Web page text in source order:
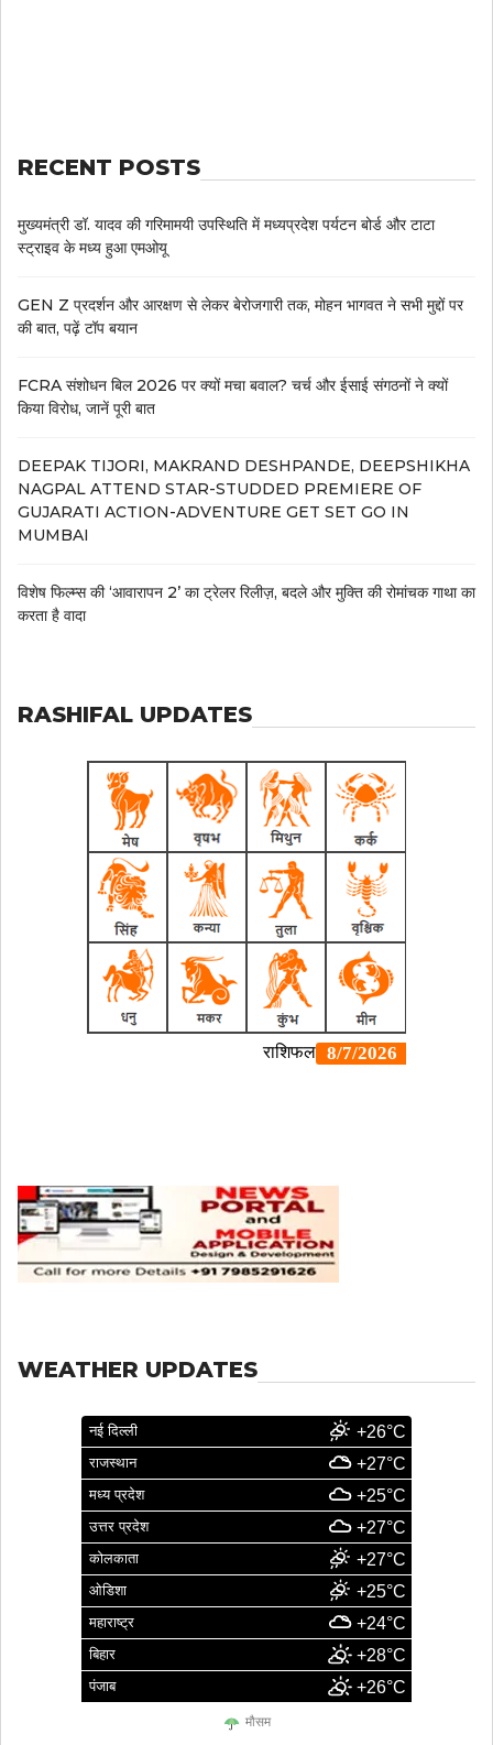
RECENT POSTS
मुख्यमंत्री डॉ. यादव की गरिमामयी उपस्थिति में मध्यप्रदेश पर्यटन बोर्ड और टाटा
स्ट्राइव के मध्य हुआ एमओयू
GEN Z प्रदर्शन और आरक्षण से लेकर बेरोजगारी तक, मोहन भागवत ने सभी मुद्दों पर
की बात, पढ़ें टॉप बयान
FCRA संशोधन बिल 2026 पर क्यों मचा बवाल? चर्च और ईसाई संगठनों ने क्यों
किया विरोध, जानें पूरी बात
DEEPAK TIJORI, MAKRAND DESHPANDE, DEEPSHIKHA
NAGPAL ATTEND STAR-STUDDED PREMIERE OF
GUJARATI ACTION-ADVENTURE GET SET GO IN
MUMBAI
विशेष फिल्म्स की ‘आवारापन 2’ का ट्रेलर रिलीज़, बदले और मुक्ति की रोमांचक गाथा का
करता है वादा
RASHIFAL UPDATES
WEATHER UPDATES
नई दिल्ली +26°C
राजस्थान +27°C
मध्य प्रदेश +25°C
उत्तर प्रदेश +27°C
कोलकाता +27°C
ओडिशा +25°C
महाराष्ट्र +24°C
बिहार +28°C
पंजाब +26°C
मौसम